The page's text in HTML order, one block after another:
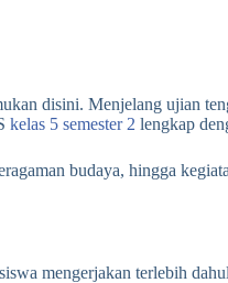
disini. Menjelang ujian
kelas 5 semester 2 lengkap
budaya, hingga
mengerjakan terlebih